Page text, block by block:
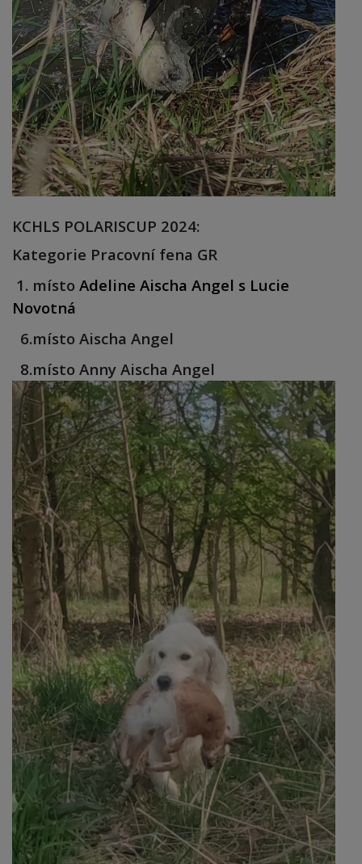
KCHLS POLARISCUP 2024:
Kategorie Pracovní fena GR
1. místo Adeline Aischa Angel s Lucie
Novotná
6.místo Aischa Angel
8.místo Anny Aischa Angel